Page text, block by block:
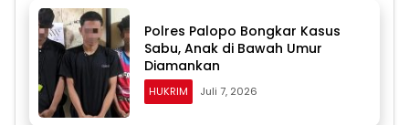
Polres Palopo Bongkar Kasus
Sabu, Anak di Bawah Umur
Diamankan
HUKRIM Juli 7, 2026